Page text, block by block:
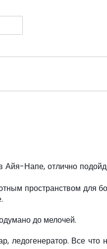
Напе, отлично
пространством для
до мелочей.
ледогенератор. Все что